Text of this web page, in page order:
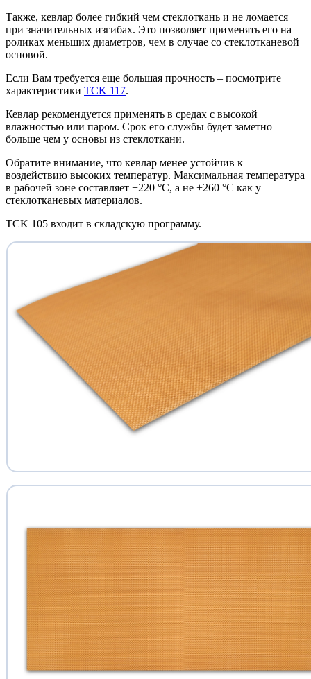
Также, кевлар более гибкий чем стеклоткань и не ломается
при значительных изгибах. Это позволяет применять его на
роликах меньших диаметров, чем в случае со стеклотканевой
основой.
Если Вам требуется еще большая прочность – посмотрите
характеристики TCK 117.
Кевлар рекомендуется применять в средах с высокой
влажностью или паром. Срок его службы будет заметно
больше чем у основы из стеклоткани.
Обратите внимание, что кевлар менее устойчив к
воздействию высоких температур. Максимальная температура
в рабочей зоне составляет +220 °C, а не +260 °C как у
стеклотканевых материалов.
TCK 105 входит в складскую программу.